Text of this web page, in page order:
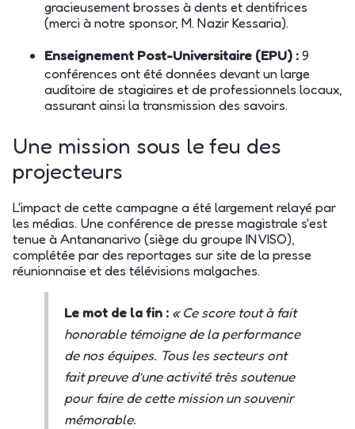
gracieusement brosses à dents et dentifrices
(merci à notre sponsor, M. Nazir Kessaria).
Enseignement Post-Universitaire (EPU) :9
conférences ont été données devant un large
auditoire de stagiaires et de professionnels locaux,
assurant ainsi la transmission des savoirs.
Une mission sous le feu des
projecteurs
L'impact de cette campagne a été largement relayé par
les médias. Une conférence de presse magistrale s'est
tenue à Antananarivo (siège du groupe INVISO),
complétée par des reportages sur site de la presse
réunionnaise et des télévisions malgaches.
Le mot de la fin : « Ce score tout à fait
honorable témoigne de la performance
de nos équipes. Tous les secteurs ont
fait preuve d’une activité très soutenue
pour faire de cette mission un souvenir
mémorable.